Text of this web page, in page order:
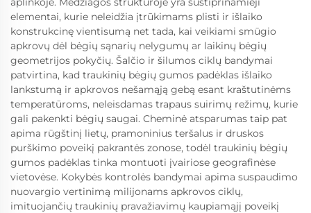
elementai, kurie neleidžia įtrūkimams plisti ir išlaiko
konstrukcinę vientisumą net tada, kai veikiami smūgio
apkrovų dėl bėgių sąnarių nelygumų ar laikinų bėgių
geometrijos pokyčių. Šalčio ir šilumos ciklų bandymai
patvirtina, kad traukinių bėgių gumos padėklas išlaiko
lankstumą ir apkrovos nešamąją gebą esant kraštutinėms
temperatūroms, neleisdamas trapaus suirimų režimų, kurie
gali pakenkti bėgių saugai. Cheminė atsparumas taip pat
apima rūgštinį lietų, pramoninius teršalus ir druskos
purškimo poveikį pakrantės zonose, todėl traukinių bėgių
gumos padėklas tinka montuoti įvairiose geografinėse
vietovėse. Kokybės kontrolės bandymai apima suspaudimo
nuovargio vertinimą milijonams apkrovos ciklų,
imituojančių traukinių pravažiavimų kaupiamąjį poveikį